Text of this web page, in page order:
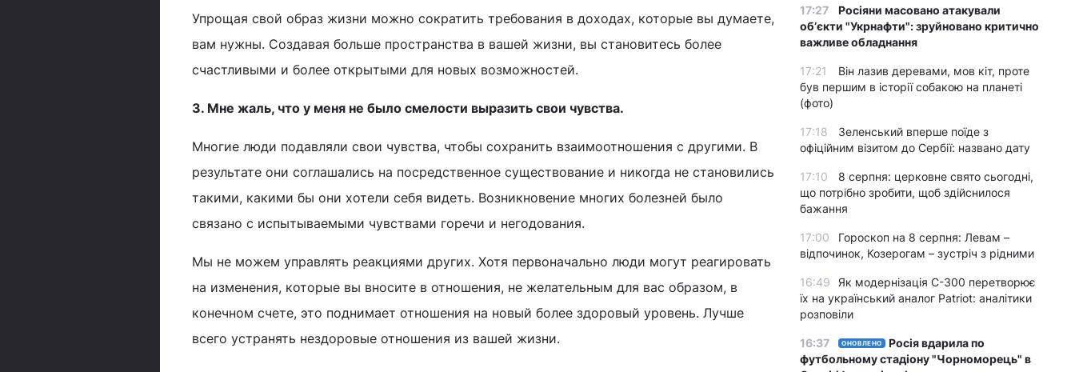
Упрощая свой образ жизни можно сократить требования в доходах, которые вы думаете,
вам нужны. Создавая больше пространства в вашей жизни, вы становитесь более
счастливыми и более открытыми для новых возможностей.
3. Мне жаль, что у меня не было смелости выразить свои чувства.
Многие люди подавляли свои чувства, чтобы сохранить взаимоотношения с другими. В
результате они соглашались на посредственное существование и никогда не становились
такими, какими бы они хотели себя видеть. Возникновение многих болезней было
связано с испытываемыми чувствами горечи и негодования.
Мы не можем управлять реакциями других. Хотя первоначально люди могут реагировать
на изменения, которые вы вносите в отношения, не желательным для вас образом, в
конечном счете, это поднимает отношения на новый более здоровый уровень. Лучше
всего устранять нездоровые отношения из вашей жизни.
17:27
Росіяни масовано атакували
обʼєкти "Укрнафти": зруйновано критично
важливе обладнання
17:21
Він лазив деревами, мов кіт, проте
був першим в історії собакою на планеті
(фото)
17:18
Зеленський вперше поїде з
офіційним візитом до Сербії: названо дату
17:10
8 серпня: церковне свято сьогодні,
що потрібно зробити, щоб здійснилося
бажання
17:00
Гороскоп на 8 серпня: Левам –
відпочинок, Козерогам – зустріч з рідними
16:49
Як модернізація С-300 перетворює
їх на український аналог Patriot: аналітики
розповіли
16:37 ОНОВЛЕНО
Росія вдарила по
футбольному стадіону "Чорноморець" в